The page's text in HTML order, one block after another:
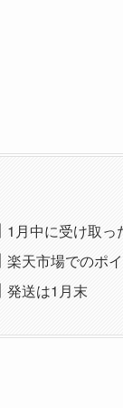
1月中に受け取
楽天市場でのポ
発送は1月末